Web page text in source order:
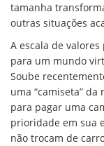
tamanha
outras situações
A escala de
para um mundo
Soube
uma “camiseta” da
para pagar uma
prioridade em sua
não trocam de